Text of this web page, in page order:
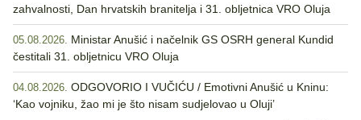
zahvalnosti, Dan hrvatskih branitelja i 31. obljetnica VRO Oluja
05.08.2026. Ministar Anušić i načelnik GS OSRH general Kundid
čestitali 31. obljetnicu VRO Oluja
04.08.2026. ODGOVORIO I VUČIĆU / Emotivni Anušić u Kninu:
‘Kao vojniku, žao mi je što nisam sudjelovao u Oluji’